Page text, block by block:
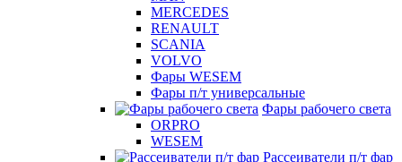
MERCEDES
RENAULT
SCANIA
VOLVO
Фары WESEM
Фары п/т универсальные
Фары рабочего света
ORPRO
WESEM
Рассеиватели п/т фар